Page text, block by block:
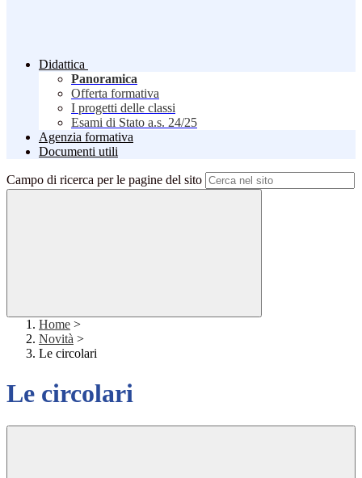
Didattica
Panoramica
Offerta formativa
I progetti delle classi
Esami di Stato a.s. 24/25
Agenzia formativa
Documenti utili
Campo di ricerca per le pagine del sito
Home >
Novità >
Le circolari
Le circolari